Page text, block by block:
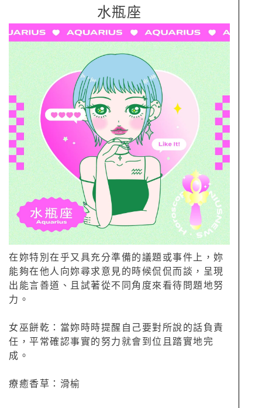
水瓶座
在妳特別在乎又具充分準備的議題或事件上，妳
能夠在他人向妳尋求意見的時候侃侃而談，呈現
出能言善道、且試著從不同角度來看待問題地努
力。
女巫餅乾：當妳時時提醒自己要對所說的話負責
任，平常確認事實的努力就會到位且踏實地完
成。
療癒香草：滑榆